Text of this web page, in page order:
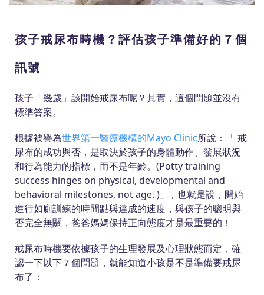
孩子戒尿布時機？評估孩子準備好的７個
訊號
孩子「幾歲」該開始戒尿布呢？其實，這個問題並沒有
標準答案。
根據被譽為世界第一醫療機構的Mayo Clinic所說：「 戒
尿布的成功與否，是取決於孩子的身體動作、發展狀況
和行為能力的指標，而不是年齡。(Potty training
success hinges on physical, developmental and
behavioral milestones, not age. ) 」
，也就是說，開始
進行如廁訓練的時間點與達成的速度，與孩子的聰明與
否完全無關，爸爸媽媽保持正向態度才是最重要的！
戒尿布時機要依據孩子的生理發展及心理狀態而定，確
認一下以下７個問題，就能知道小孩是不是準備要戒尿
布了：